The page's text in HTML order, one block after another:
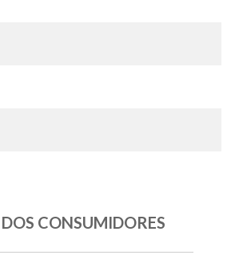
CONSUMIDORES